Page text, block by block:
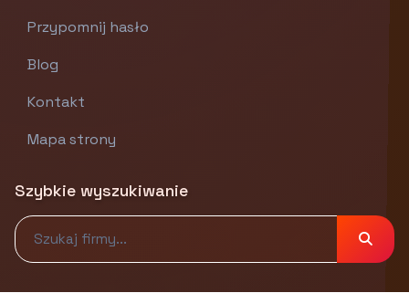
Przypomnij hasło
Blog
Kontakt
Mapa strony
Szybkie wyszukiwanie